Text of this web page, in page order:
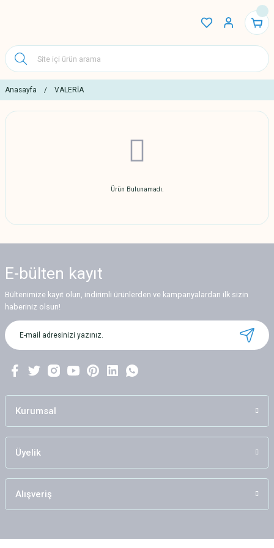
Anasayfa VALERİA
Ürün Bulunamadı.
E-bülten kayıt
Bültenimize kayıt olun, indirimli ürünlerden ve kampanyalardan ilk sizin
haberiniz olsun!
Kurumsal
Üyelik
Alışveriş